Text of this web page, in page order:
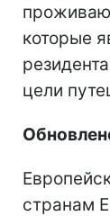
которые
цели
странам